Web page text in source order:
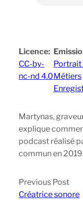
Licence:
CC-by-
nc-nd 4.0
Portrait
Métiers
Martynas,
explique
podcast réalisé
commun en
Previous Post
Créatrice sonore